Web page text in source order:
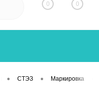
0 0
• СТЭЗ • Маркировка